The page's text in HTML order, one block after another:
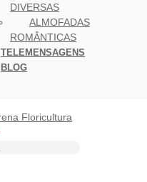
DIVERSAS
ALMOFADAS
ROMÂNTICAS
TELEMENSAGENS
BLOG